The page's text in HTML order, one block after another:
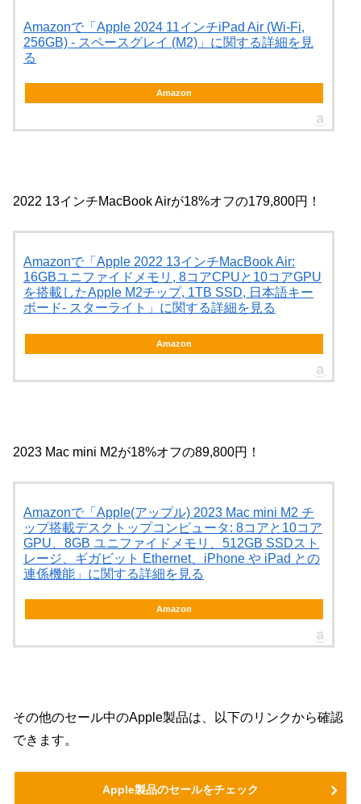
Amazonで「Apple 2024 11インチiPad Air (Wi-Fi,
256GB) - スペースグレイ (M2)」に関する詳細を見
る
Amazon
2022 13インチMacBook Airが18%オフの179,800円！
Amazonで「Apple 2022 13インチMacBook Air:
16GBユニファイドメモリ, 8コアCPUと10コアGPU
を搭載したApple M2チップ, 1TB SSD, 日本語キー
ボード- スターライト」に関する詳細を見る
Amazon
2023 Mac mini M2が18%オフの89,800円！
Amazonで「Apple(アップル) 2023 Mac mini M2 チ
ップ搭載デスクトップコンピュータ: 8コアと10コア
GPU、8GB ユニファイドメモリ、512GB SSDスト
レージ、ギガビット Ethernet、iPhone や iPad との
連係機能」に関する詳細を見る
Amazon
その他のセール中のApple製品は、以下のリンクから確認
できます。
Apple製品のセールをチェック